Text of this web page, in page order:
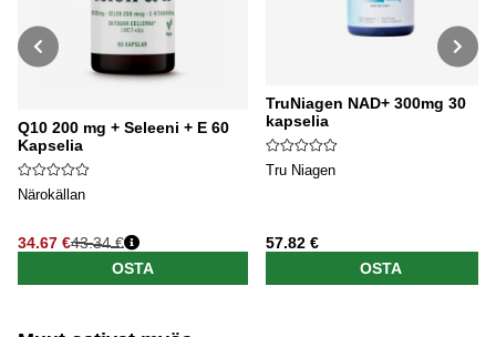
Q10 200 mg + Seleeni + E 60
Kapselia
Närokällan
34.67 €
Normaali hinta
43.34 €
OSTA
TruNiagen NAD+ 300mg 30
kapselia
Tru Niagen
57.82 €
OSTA